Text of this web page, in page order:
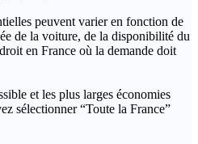
peuvent varier en fonction de
de la voiture, de la disponibilité du
en France où la demande doit
et les plus larges économies
sélectionner “Toute la France”